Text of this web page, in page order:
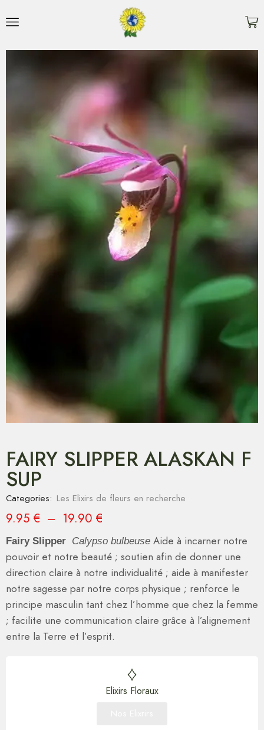
FAIRY SLIPPER ALASKAN F
SUP
Categories: Les Elixirs de fleurs en recherche
9.95 € – 19.90 €
Fairy Slipper Calypso bulbeuse Aide à incarner notre
pouvoir et notre beauté ; soutien afin de donner une
direction claire à notre individualité ; aide à manifester
notre sagesse par notre corps physique ; renforce le
principe masculin tant chez l’homme que chez la femme
; facilite une communication claire grâce à l’alignement
entre la Terre et l’esprit.
Elixirs Floraux